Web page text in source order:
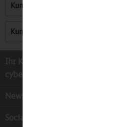
Kunden kauften auch
Kunden haben sich ebenfalls angesehen
Ihr Kontakt zur
cyber-Wear Heidelberg GmbH
Newsletter
Socialmedia